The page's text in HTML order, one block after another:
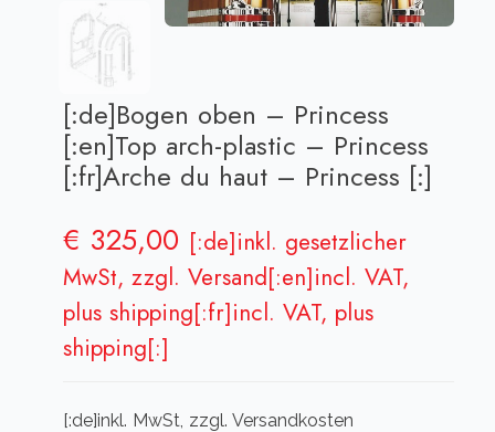
[:de]Bogen oben – Princess
[:en]Top arch-plastic – Princess
[:fr]Arche du haut – Princess [:]
€ 325,00 [:de]inkl. gesetzlicher
MwSt, zzgl. Versand[:en]incl. VAT,
plus shipping[:fr]incl. VAT, plus
shipping[:]
[:de]inkl. MwSt, zzgl. Versandkosten